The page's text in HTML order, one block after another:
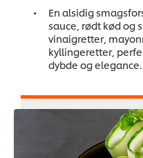
En alsidig
sauce, rødt kød og
vinaigretter,
kyllingeretter,
dybde og elegance.